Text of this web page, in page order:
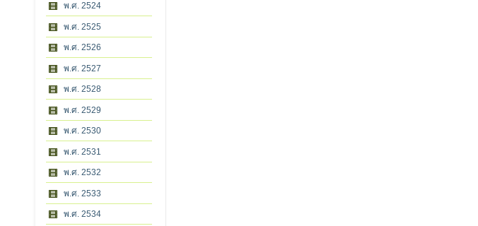
พ.ศ. 2524
พ.ศ. 2525
พ.ศ. 2526
พ.ศ. 2527
พ.ศ. 2528
พ.ศ. 2529
พ.ศ. 2530
พ.ศ. 2531
พ.ศ. 2532
พ.ศ. 2533
พ.ศ. 2534